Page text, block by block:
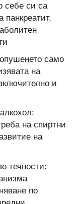
себе си са
панкреатит,
само
на
и
на спиртни
на
течности:
по